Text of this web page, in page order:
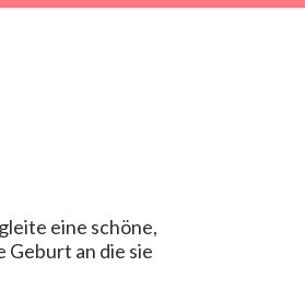
eine schöne,
Geburt an die sie